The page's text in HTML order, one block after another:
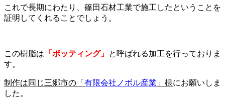
これで長期にわたり、篠田石材工業で施工したということを
証明してくれることでしょう。
この樹脂は 「ポッティング」 と呼ばれる加工を行っておりま
す。
制作は同じ三郷市の「 有限会社ノボル産業 」様にお願いしま
した。